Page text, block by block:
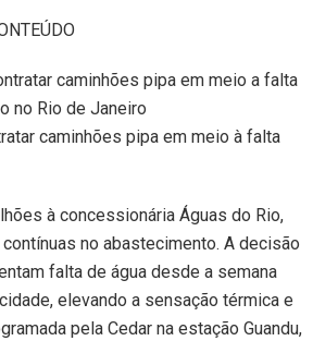
caminhões pipa em meio à falta
à concessionária Águas do Rio,
no abastecimento. A decisão
falta de água desde a semana
elevando a sensação térmica e
pela Cedar na estação Guandu,